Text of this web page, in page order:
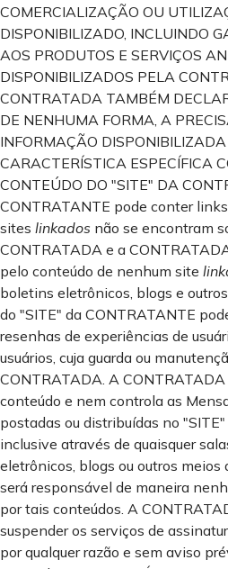
COMERCIALIZAÇÃO OU
DISPONIBILIZADO, INCLUINDO
AOS PRODUTOS E SERVIÇOS
DISPONIBILIZADOS PELA
CONTRATADA TAMBÉM
DE NENHUMA FORMA, A
INFORMAÇÃO
CARACTERÍSTICA ESPECÍFICA
CONTEÚDO DO "SITE" DA
CONTRATANTE pode conter
sites linkados não se encontram
CONTRATADA e a
pelo conteúdo de nenhum site
boletins eletrônicos, blogs e
do "SITE" da CONTRATANTE
resenhas de experiências de
usuários, cuja guarda ou
CONTRATADA. A
conteúdo e nem controla as
postadas ou distribuídas no
inclusive através de quaisquer
eletrônicos, blogs ou outros meios
será responsável de maneira
por tais conteúdos. A
suspender os serviços de
por qualquer razão e sem aviso